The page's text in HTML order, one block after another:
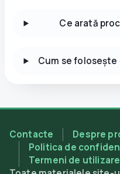
Ce arată
Cum se
Contacte
Despre
Politica de
Termeni de utilizare